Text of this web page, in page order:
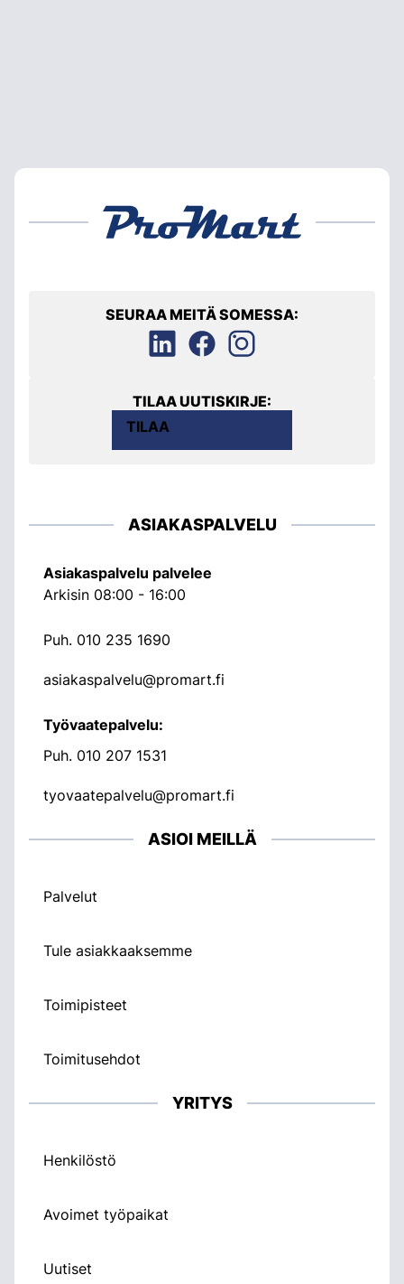
SEURAA MEITÄ SOMESSA:
TILAA UUTISKIRJE:
TILAA
ASIAKASPALVELU
Asiakaspalvelu palvelee
Arkisin 08:00 - 16:00
Puh. 010 235 1690
asiakaspalvelu@promart.fi
Työvaatepalvelu:
Puh. 010 207 1531
tyovaatepalvelu@promart.fi
ASIOI MEILLÄ
Palvelut
Tule asiakkaaksemme
Toimipisteet
Toimitusehdot
YRITYS
Henkilöstö
Avoimet työpaikat
Uutiset